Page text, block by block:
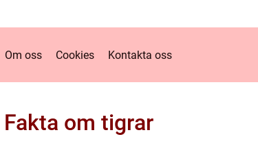
Om oss Cookies Kontakta oss
Fakta om tigrar